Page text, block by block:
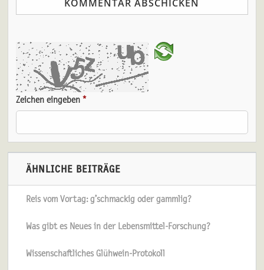
Zeichen eingeben*
ÄHNLICHE BEITRÄGE
Reis vom Vortag: g’schmackig oder gammlig?
Was gibt es Neues in der Lebensmittel-Forschung?
Wissenschaftliches Glühwein-Protokoll